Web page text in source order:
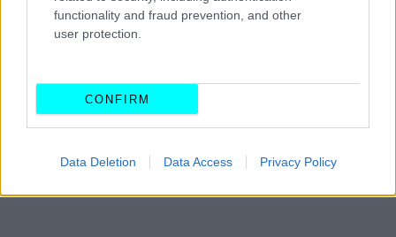
functionality and fraud prevention, and other
user protection.
CONFIRM
Data Deletion Data Access Privacy Policy
Από την πρώτη του εμφάνιση, το Formentor VZ5
CUPRA. Η επιστροφή του δεν είναι απλώς μια
επανακυκλοφορία, αλλάμια «δήλωση» της ισπανικής
της προσέγγιση.